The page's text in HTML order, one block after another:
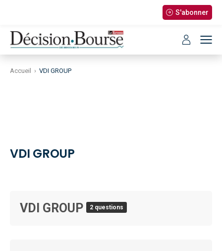
S'abonner
Accueil › VDI GROUP
VDI GROUP
VDI GROUP 2 questions